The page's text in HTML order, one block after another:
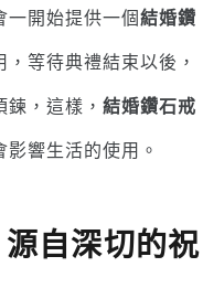
一開始提供一個結婚鑽
等待典禮結束以後，
，這樣， 結婚鑽石戒
影響生活的使用。
自深切的祝